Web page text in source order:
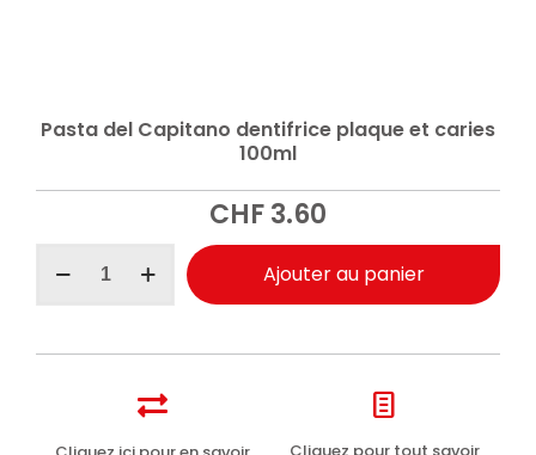
Pasta del Capitano dentifrice plaque et caries
100ml
CHF3.60
Ajouter au panier